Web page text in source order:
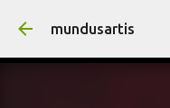
Μετάβαση
mundusartis